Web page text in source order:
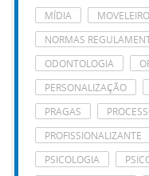
MÍDIA
MOVELEIRO
NORMAS
ODONTOLOGIA
PERSONALIZAÇÃO
PRAGAS
PROFISSIONALIZANTE
PSICOLOGIA